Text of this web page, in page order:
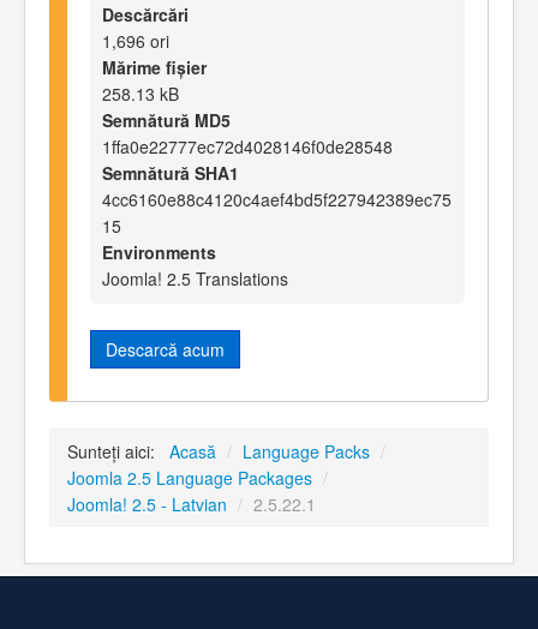
Descărcări
1,696 ori
Mărime fișier
258.13 kB
Semnătură MD5
1ffa0e22777ec72d4028146f0de28548
Semnătură SHA1
4cc6160e88c4120c4aef4bd5f227942389ec75
15
Environments
Joomla! 2.5 Translations
Descarcă acum
Sunteți aici: Acasă / Language Packs /
Joomla 2.5 Language Packages /
Joomla! 2.5 - Latvian / 2.5.22.1